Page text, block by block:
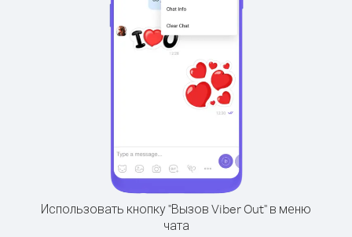
Использовать кнопку "Вызов Viber Out" в меню
чата